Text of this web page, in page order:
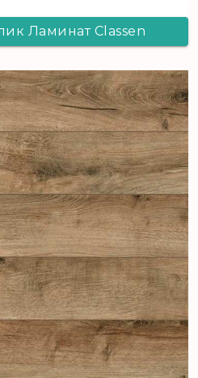
Ламинат Сlassen
52356